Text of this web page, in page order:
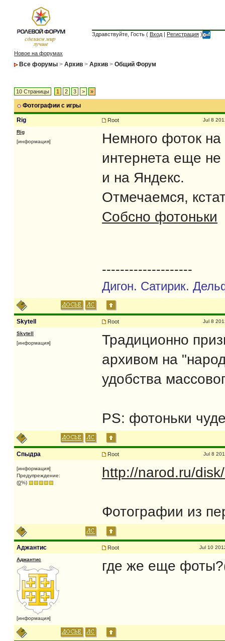
Здравствуйте, Гость ( Вход | Регистрация )
Новое на форумах
Все форумы > Архив > Архив > Общий Форум
10 Страницы 1 2 3 > »
Фотографии с игры
Rig Root Jul 8
Rig
[информация]
Немного фоток на
интернета еще
и на Яндекс.
Отмечаемся,
Собсно фотоньки
--------------------
Дигон. Сатирик.
Skytell Root Jul 8
Skytell
[информация]
Традиционно
архивом на
удобства
PS: фотоньки
Спыдра Root Jul 8
[информация]
Предупреждение:
(0%)
http://narod.ru/
Фотографии из
Аджантис Root Jul 10
Аджантис
[информация]
где же еще